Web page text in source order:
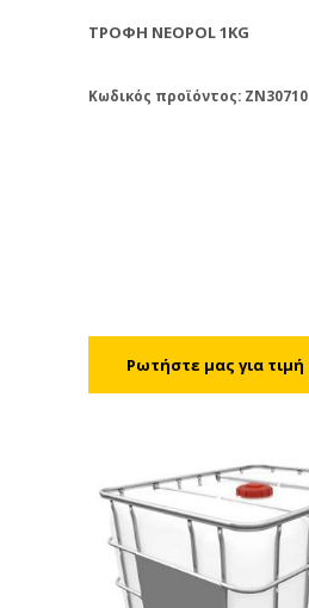
ΤΡΟΦΉ NEOPOL 1KG
Κωδικός προϊόντος: ZN30710